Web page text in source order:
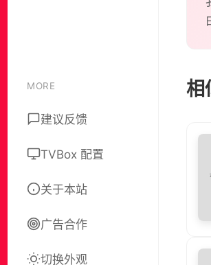
MORE
建议反馈
TVBox 配置
关于本站
广告合作
切换外观
相